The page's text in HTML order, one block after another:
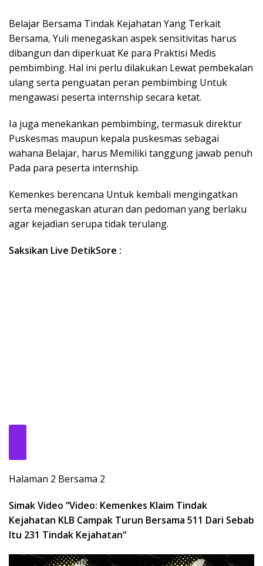
Belajar Bersama Tindak Kejahatan Yang Terkait
Bersama, Yuli menegaskan aspek sensitivitas harus
dibangun dan diperkuat Ke para Praktisi Medis
pembimbing. Hal ini perlu dilakukan Lewat pembekalan
ulang serta penguatan peran pembimbing Untuk
mengawasi peserta internship secara ketat.
Ia juga menekankan pembimbing, termasuk direktur
Puskesmas maupun kepala puskesmas sebagai
wahana Belajar, harus Memiliki tanggung jawab penuh
Pada para peserta internship.
Kemenkes berencana Untuk kembali mengingatkan
serta menegaskan aturan dan pedoman yang berlaku
agar kejadian serupa tidak terulang.
Saksikan Live DetikSore :
Halaman 2 Bersama 2
Simak Video “Video: Kemenkes Klaim Tindak
Kejahatan KLB Campak Turun Bersama 511 Dari Sebab
Itu 231 Tindak Kejahatan“
Praktisi Medis Meninggal Suspek Campak